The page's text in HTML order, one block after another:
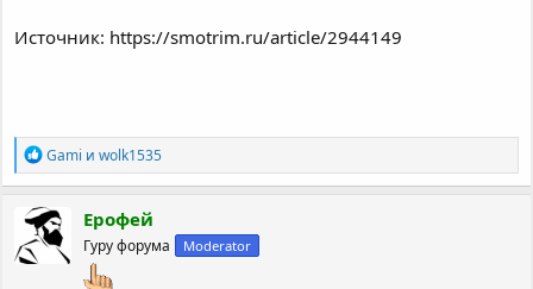
Источник: https://smotrim.ru/article/2944149
Р
е
а
к
ц
и
Gami иwolk1535
Ерофей
Гуру форума Moderator